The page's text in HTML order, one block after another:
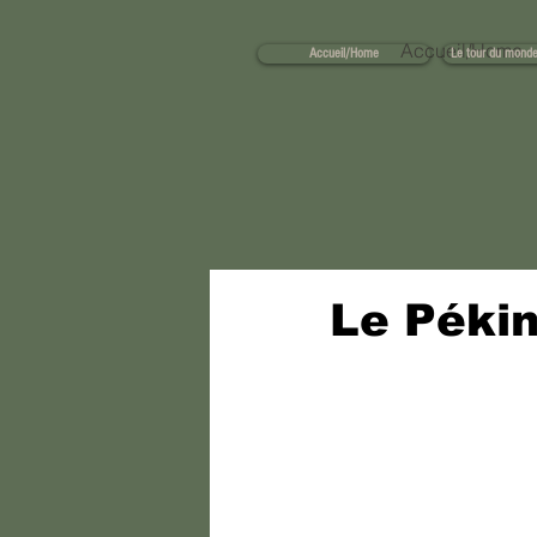
Accueil/Home Le tour du
Accueil/Home
Le